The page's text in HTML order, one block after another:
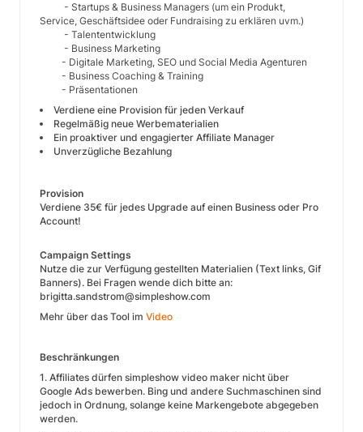
- Startups & Business Managers (um ein Produkt,
Service, Geschäftsidee oder Fundraising zu erklären uvm.)
- Talententwicklung
- Business Marketing
- Digitale Marketing, SEO und Social Media Agenturen
- Business Coaching & Training
- Präsentationen
Verdiene eine Provision für jeden Verkauf
Regelmäßig neue Werbematerialien
Ein proaktiver und engagierter Affiliate Manager
Unverzügliche Bezahlung
Provision
Verdiene 35€ für jedes Upgrade auf einen Business oder Pro
Account!
Campaign Settings
Nutze die zur Verfügung gestellten Materialien (Text links, Gif
Banners). Bei Fragen wende dich bitte an:
brigitta.sandstrom@simpleshow.com
Mehr über das Tool im Video
Beschränkungen
1. Affiliates dürfen simpleshow video maker nicht über
Google Ads bewerben. Bing und andere Suchmaschinen sind
jedoch in Ordnung, solange keine Markengebote abgegeben
werden.